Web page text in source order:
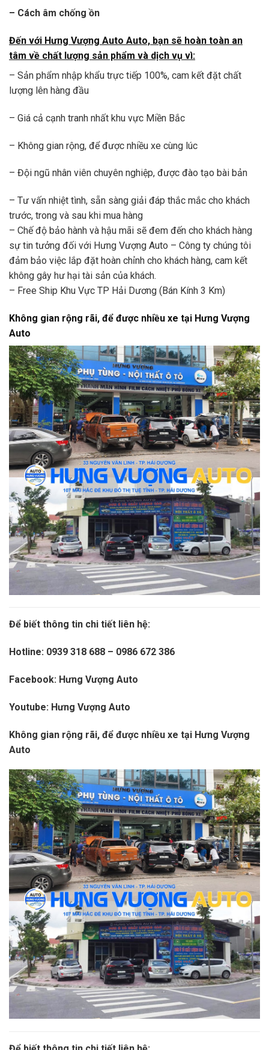
– Cách âm chống ồn
Đến với Hưng Vượng Auto Auto, bạn sẽ hoàn toàn an
tâm về chất lượng sản phẩm và dịch vụ vì:
– Sản phẩm nhập khẩu trực tiếp 100%, cam kết đặt chất
lượng lên hàng đầu
– Giá cả cạnh tranh nhất khu vực Miền Bắc
– Không gian rộng, để được nhiều xe cùng lúc
– Đội ngũ nhân viên chuyên nghiệp, được đào tạo bài bản
– Tư vấn nhiệt tình, sẵn sàng giải đáp thắc mắc cho khách
trước, trong và sau khi mua hàng
– Chế độ bảo hành và hậu mãi sẽ đem đến cho khách hàng
sự tin tưởng đối với Hưng Vượng Auto – Công ty chúng tôi
đảm bảo việc lắp đặt hoàn chỉnh cho khách hàng, cam kết
không gây hư hại tài sản của khách.
– Free Ship Khu Vực TP Hải Dương (Bán Kính 3 Km)
Không gian rộng rãi, để được nhiều xe tại Hưng Vượng
Auto
Để biết thông tin chi tiết liên hệ:
Hotline: 0939 318 688 – 0986 672 386
Facebook: Hưng Vượng Auto
Youtube: Hưng Vượng Auto
Không gian rộng rãi, để được nhiều xe tại Hưng Vượng
Auto